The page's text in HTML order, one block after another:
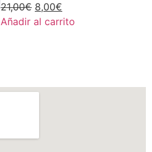
21,00€ 8,00€
Añadir al carrito